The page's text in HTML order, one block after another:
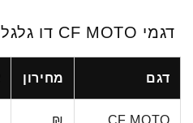
דגמי CF MOTO דו גלגלי המשתתפים במבצע
דגם מחירון
CF MOTO
₪